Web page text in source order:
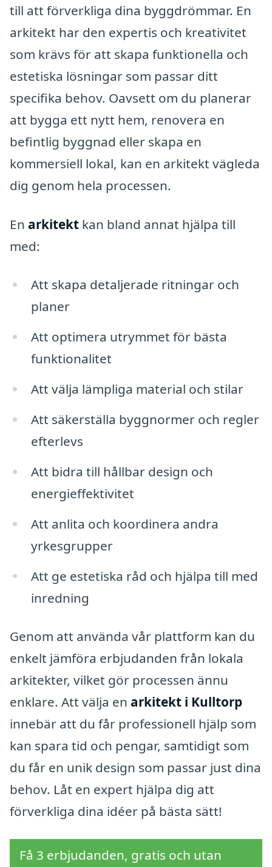
till att förverkliga dina byggdrömmar. En
arkitekt har den expertis och kreativitet
som krävs för att skapa funktionella och
estetiska lösningar som passar ditt
specifika behov. Oavsett om du planerar
att bygga ett nytt hem, renovera en
befintlig byggnad eller skapa en
kommersiell lokal, kan en arkitekt vägleda
dig genom hela processen.
En arkitekt kan bland annat hjälpa till
med:
Att skapa detaljerade ritningar och
planer
Att optimera utrymmet för bästa
funktionalitet
Att välja lämpliga material och stilar
Att säkerställa byggnormer och regler
efterlevs
Att bidra till hållbar design och
energieffektivitet
Att anlita och koordinera andra
yrkesgrupper
Att ge estetiska råd och hjälpa till med
inredning
Genom att använda vår plattform kan du
enkelt jämföra erbjudanden från lokala
arkitekter, vilket gör processen ännu
enklare. Att välja en arkitekt i Kulltorp
innebär att du får professionell hjälp som
kan spara tid och pengar, samtidigt som
du får en unik design som passar just dina
behov. Låt en expert hjälpa dig att
förverkliga dina idéer på bästa sätt!
Få 3 erbjudanden, gratis och utan